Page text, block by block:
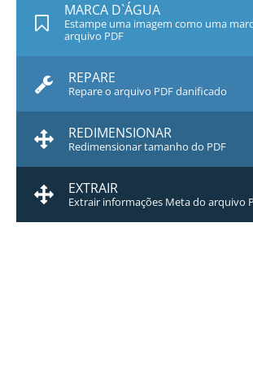
MARCA D`ÁGUA
Estampe uma imagem como uma
arquivo PDF
REPARE
Repare o arquivo PDF danificado
REDIMENSIONAR
Redimensionar tamanho do PDF
EXTRAIR
Extrair informações Meta do arquivo